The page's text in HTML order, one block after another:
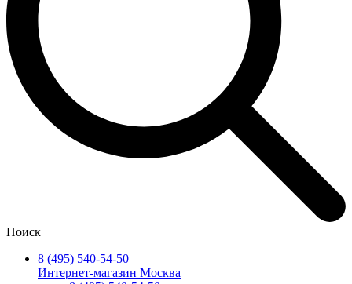
Поиск
8 (495) 540-54-50
Интернет-магазин Москва